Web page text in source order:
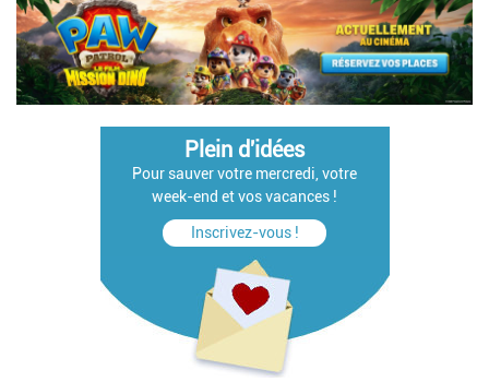
Plein d'idées
Pour sauver votre mercredi, votre
week-end et vos vacances !
Inscrivez-vous !